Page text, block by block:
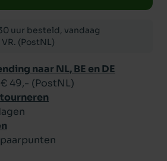
uur besteld, vandaag
(PostNL)
naar NL, BE en DE
49,- (PostNL)